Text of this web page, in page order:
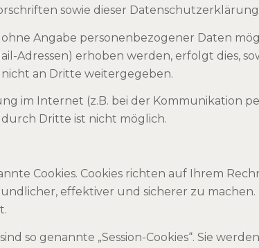
sowie dieser
Angabe personenbezogener Daten
Adressen) erhoben werden, erfolgt dies,
an Dritte weitergegeben.
im Internet (z.B. bei der Kommunikation
Dritte ist nicht möglich.
Cookies. Cookies richten auf Ihrem
effektiver und sicherer zu
so genannte „Session-Cookies“. Sie